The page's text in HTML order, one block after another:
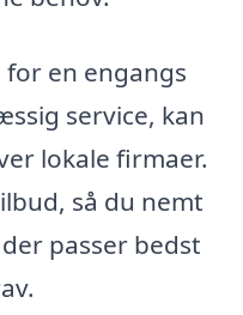
en engangs
service, kan
lokale firmaer.
så du nemt
passer bedst